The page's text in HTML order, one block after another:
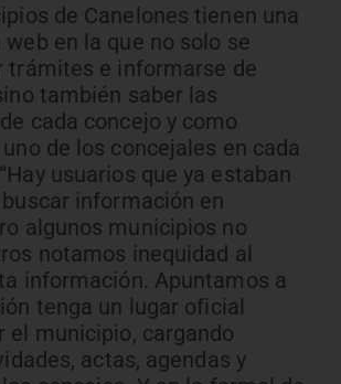
de Canelones tienen una
web en la que no solo se
trámites e informarse de
también saber las
cada concejo y como
de los concejales en cada
usuarios que ya estaban
información en
algunos municipios no
notamos inequidad al
información. Apuntamos a
tenga un lugar oficial
el municipio, cargando
actas, agendas y